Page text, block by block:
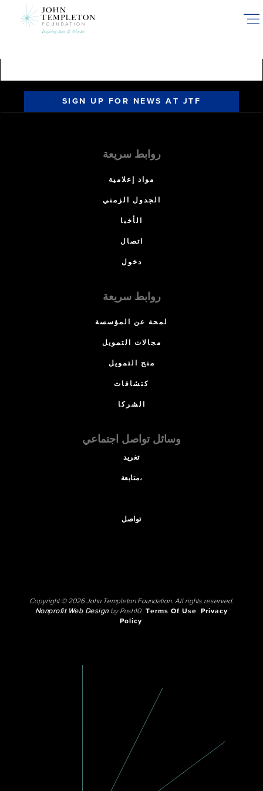
SIGN UP FOR NEWS AT JTF
روابط سريعة
مواد إعلامية
الجدول الزمني
الأخبا
اتصال
دخول
روابط سريعة
لمحة عن المؤسسة
مجالات التمويل
منح التمويل
كتشافات
الشركا
وسائل تواصل اجتماعي
تغريد
متابعة،
تواصل
Copyright © 2026 John Templeton Foundation. All rights reserved.
Nonprofit Web Designby Push10. Terms Of Use
Privacy
Policy